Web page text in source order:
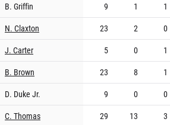
B. Griffin
9 1 1
N. Claxton
23 2 0
J. Carter
5 0 1
B. Brown
23 8 1
D. Duke Jr.
9 0 0
C. Thomas
29 13 3